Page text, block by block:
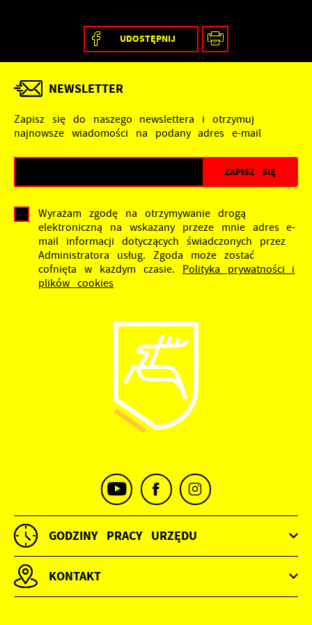
UDOSTĘPNIJ
NEWSLETTER
Zapisz się do naszego newslettera i otrzymuj
najnowsze wiadomości na podany adres e-mail
Wyrażam zgodę na otrzymywanie drogą
elektroniczną na wskazany przeze mnie adres e-
mail informacji dotyczących świadczonych przez
Administratora usług. Zgoda może zostać
cofnięta w każdym czasie. Polityka prywatności i
plików cookies
GODZINY PRACY URZĘDU
KONTAKT
naszymi partnerami oraz innych dostawców usług. Firmy
te działają w charakterze pośredników prezentujących nasze
treści w postaci wiadomości, ofert, komunikatów mediów